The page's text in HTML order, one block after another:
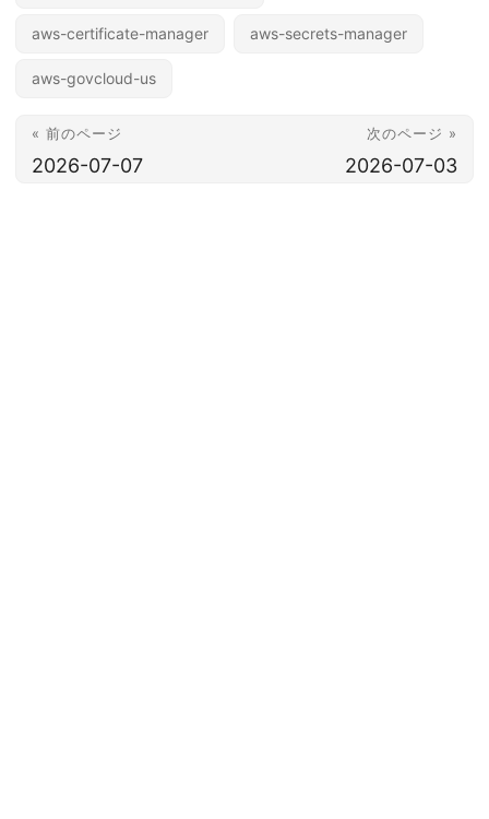
aws-certificate-manager aws-secrets-manager
aws-govcloud-us
« 前のページ
2026-07-07
次のページ »
2026-07-03